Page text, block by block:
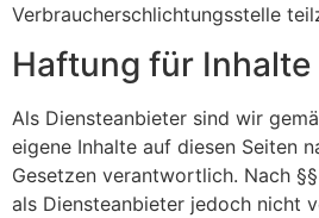
Verbraucherschlichtungsstelle
Haftung für Inhalte
Als Diensteanbieter sind wir
eigene Inhalte auf diesen Seiten
Gesetzen verantwortlich. Nach
als Diensteanbieter jedoch nicht